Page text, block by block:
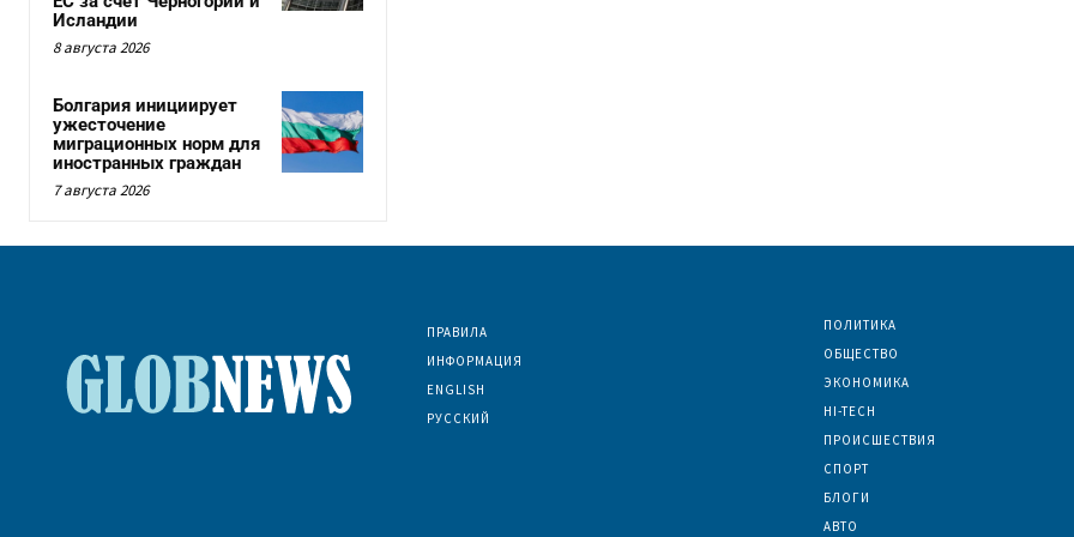
Исландии
8 августа 2026
Болгария инициирует
ужесточение
миграционных норм для
иностранных граждан
7 августа 2026
ПРАВИЛА
ИНФОРМАЦИЯ
ENGLISH
РУССКИЙ
ПОЛИТИКА
ОБЩЕСТВО
ЭКОНОМИКА
HI-TECH
ПРОИСШЕСТВИЯ
СПОРТ
БЛОГИ
АВТО